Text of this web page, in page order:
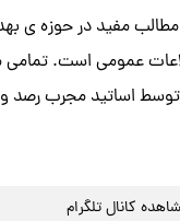
مفید در حوزه ی
عمومی است. تمامی
توسط اساتید مجرب رصد و
کانال تلگرام